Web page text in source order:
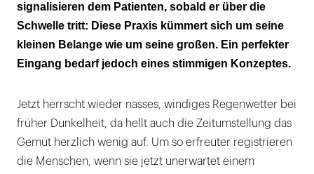
Design mit Haken
Wenn der Mantel Beine kriegt
Exklusivität mit Stil
Dynamisch expressiv …
… oder schräg verspielt
signalisieren dem Patienten, sobald er über die
Schwelle tritt: Diese Praxis kümmert sich um seine
kleinen Belange wie um seine großen. Ein perfekter
Eingang bedarf jedoch eines stimmigen Konzeptes.
Jetzt herrscht wieder nasses, windiges Regenwetter bei
früher Dunkelheit, da hellt auch die Zeitumstellung das
Gemüt herzlich wenig auf. Um so erfreuter registrieren
die Menschen, wenn sie jetzt unerwartet einem